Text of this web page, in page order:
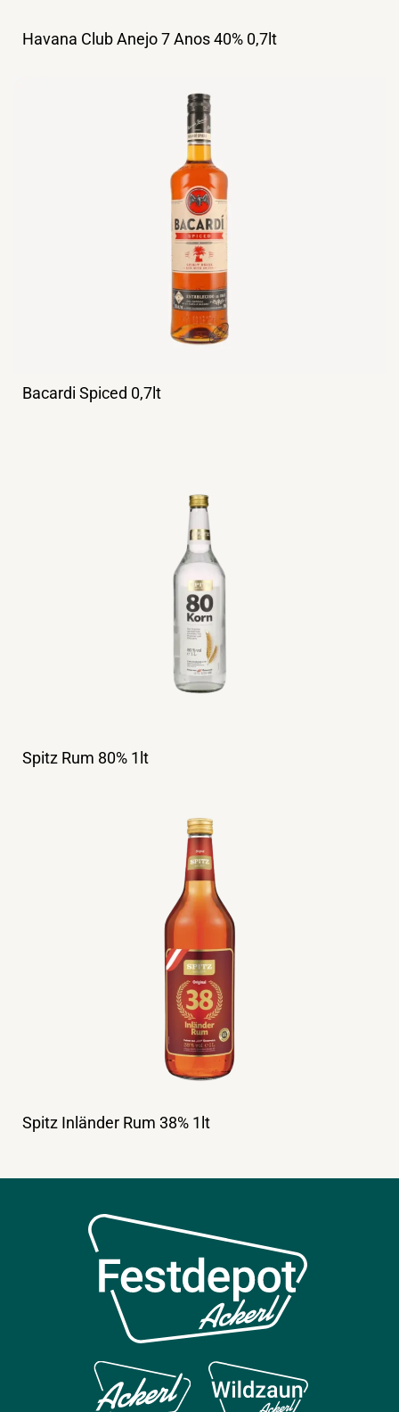
Havana Club Anejo 7 Anos 40% 0,7lt
Bacardi Spiced 0,7lt
Spitz Rum 80% 1lt
Spitz Inländer Rum 38% 1lt